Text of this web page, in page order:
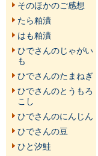
そのほかのご感想
たら粕漬
はも粕漬
ひでさんのじゃがい
も
ひでさんのたまねぎ
ひでさんのとうもろ
こし
ひでさんのにんじん
ひでさんの豆
ひと汐鮭